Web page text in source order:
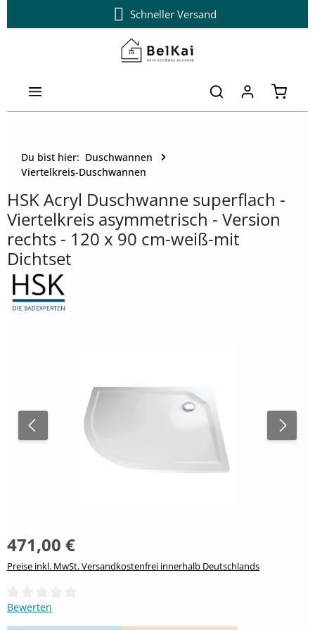
Zum Hauptinhalt springenSchneller Versand
Du bist hier: Duschwannen
Viertelkreis-Duschwannen
HSK Acryl Duschwanne superflach -
Viertelkreis asymmetrisch - Version
rechts - 120 x 90 cm-weiß-mit
Dichtset
471,00 €
Preise inkl. MwSt. Versandkostenfrei innerhalb Deutschlands
Durchschnittliche Bewertung von 0 von 5 Sternen
Bewerten